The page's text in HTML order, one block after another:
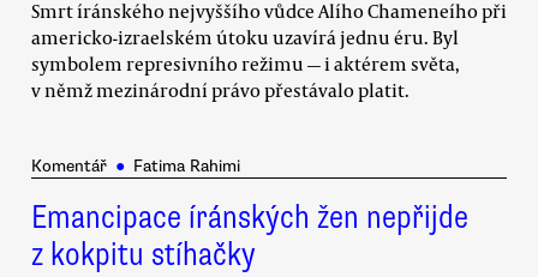
Smrt íránského nejvyššího vůdce Alího Chameneího při
americko-izraelském útoku uzavírá jednu éru. Byl
symbolem represivního režimu — i aktérem světa,
v němž mezinárodní právo přestávalo platit.
Komentář ● Fatima Rahimi
Emancipace íránských žen nepřijde
z kokpitu stíhačky